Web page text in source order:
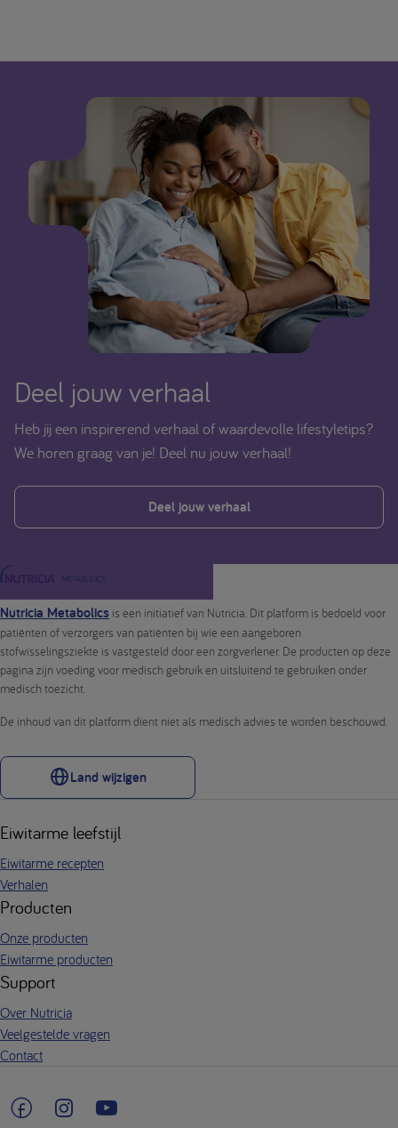
Deel jouw verhaal
Heb jij een inspirerend verhaal of waardevolle lifestyletips?
We horen graag van je! Deel nu jouw verhaal!
Deel jouw verhaal
Nutricia Metabolics is een initiatief van Nutricia. Dit platform is bedoeld voor
patiënten of verzorgers van patiënten bij wie een aangeboren
stofwisselingsziekte is vastgesteld door een zorgverlener. De producten op deze
pagina zijn voeding voor medisch gebruik en uitsluitend te gebruiken onder
medisch toezicht.
De inhoud van dit platform dient niet als medisch advies te worden beschouwd.
Land wijzigen
Eiwitarme leefstijl
Eiwitarme recepten
Verhalen
Producten
Onze producten
Eiwitarme producten
Support
Over Nutricia
Veelgestelde vragen
Contact